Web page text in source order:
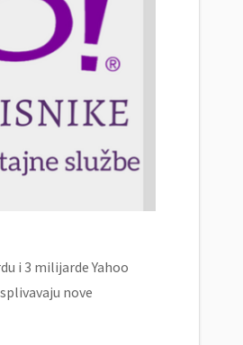
i 3 milijarde Yahoo
nove